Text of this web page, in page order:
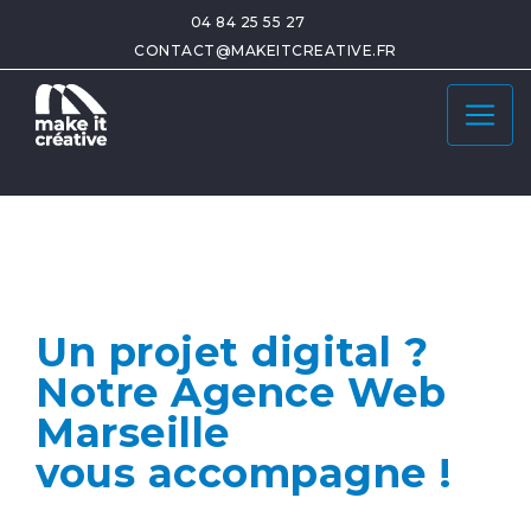
04 84 25 55 27
CONTACT@MAKEITCREATIVE.FR
Un projet digital ?
Notre Agence Web
Marseille
vous accompagne !